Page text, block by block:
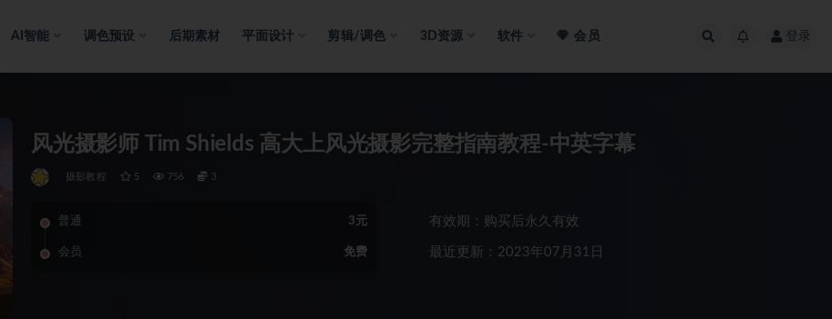
AI智能 调色预设 后期素材 平面设计 剪辑/调色 3D资源 软件 会员 登录
风光摄影师 Tim Shields 高大上风光摄影完整指南教程-中英字幕
摄影教程 5 756 3
普通 3元
会员 免费
有效期：购买后永久有效
最近更新：2023年07月31日